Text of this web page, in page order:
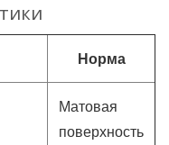
Норма
Матовая
поверхность